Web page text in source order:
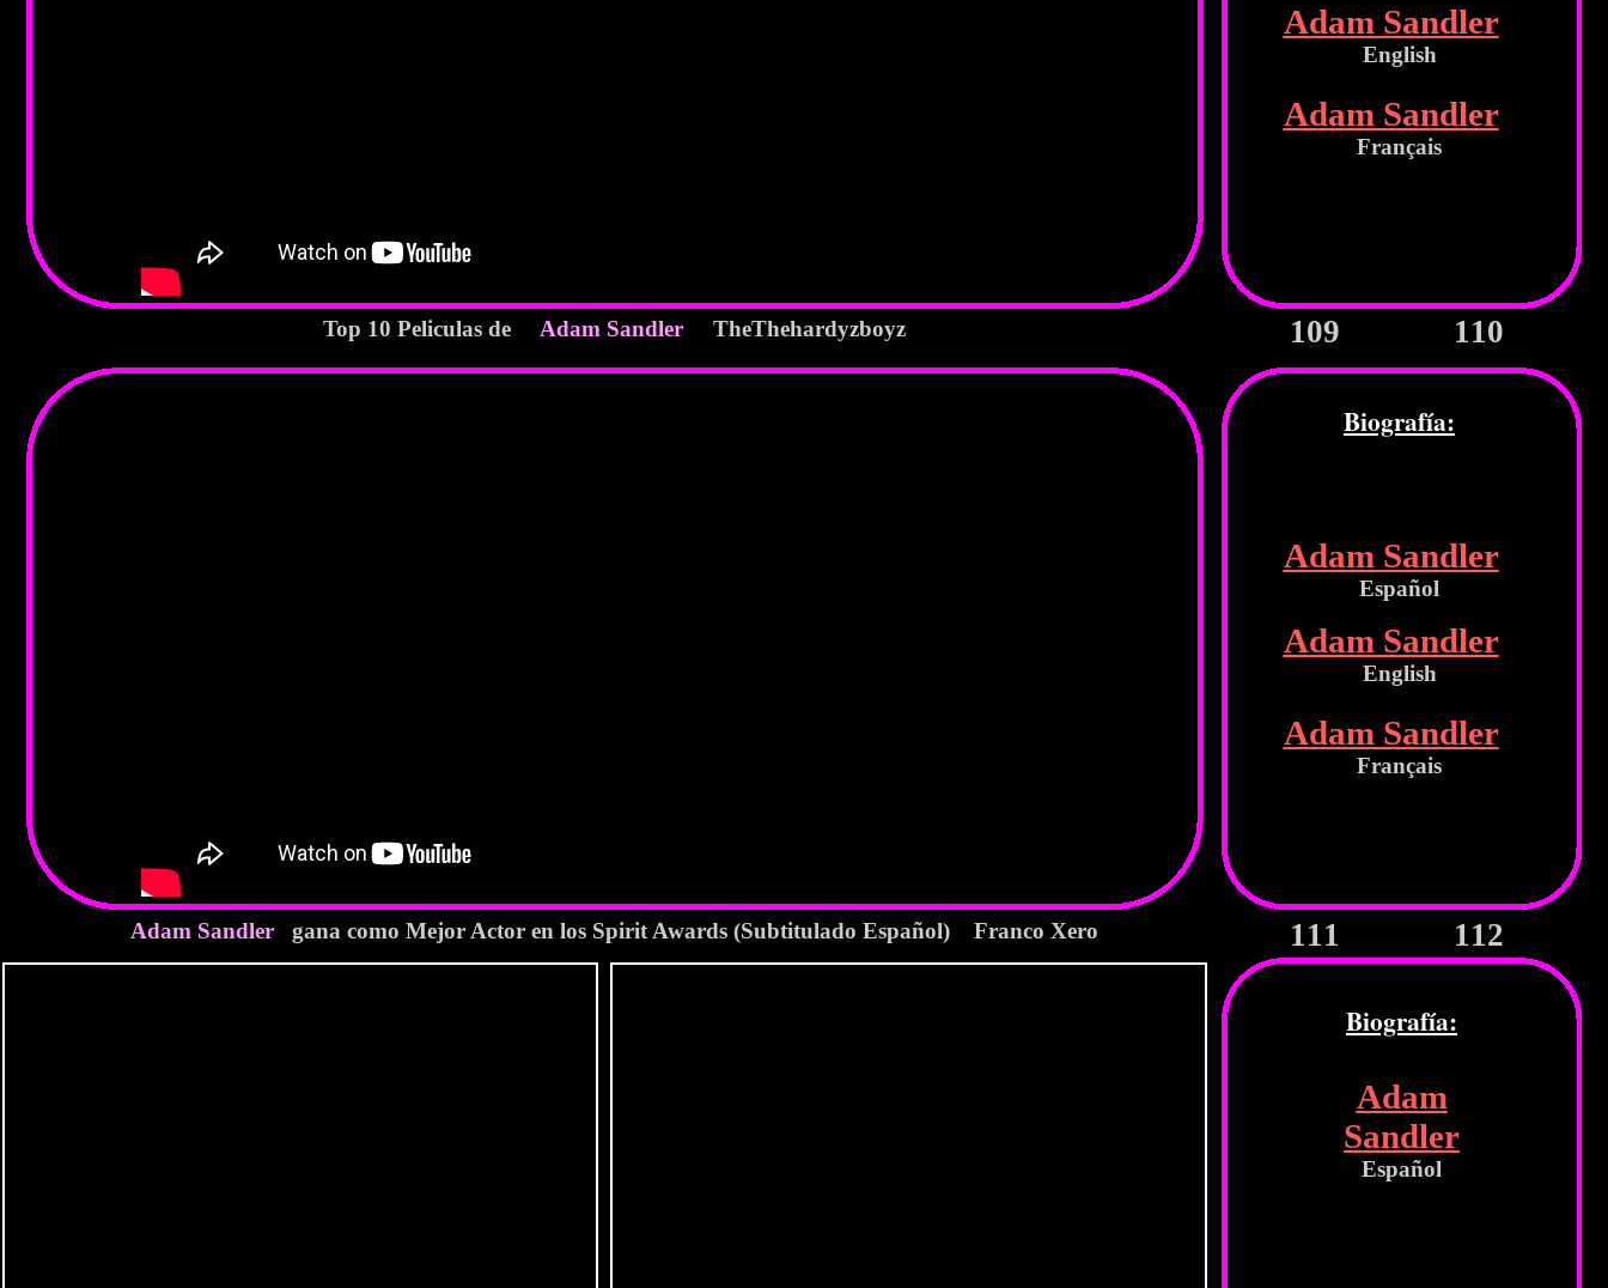
Biografía:
Adam Sandler
Español
Adam Sandler
English
Adam Sandler
Français
Adam Sandler
English
Adam Sandler
Français
Top 10 Peliculas de Adam Sandler TheThehardyzboyz
Adam Sandler gana como Mejor Actor en los Spirit Awards (Subtitulado Español) Franco Xero
109 110
111 112
Biografía:
Adam
Sandler
Español